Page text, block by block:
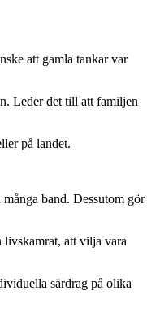
att gamla tankar var
Leder det till att familjen
på landet.
band. Dessutom gör
livskamrat, att vilja vara
särdrag på olika